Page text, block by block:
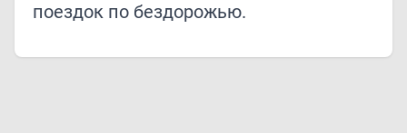
поездок по бездорожью.